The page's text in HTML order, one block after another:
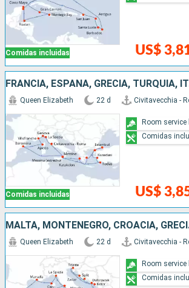
Comidas incluidas US$
Comidas incluidas
Queen Elizabeth 22 d Civitavecchia -
US$
Room service
Comidas
Queen Elizabeth 22 d Civitavecchia -
Room service
Comidas